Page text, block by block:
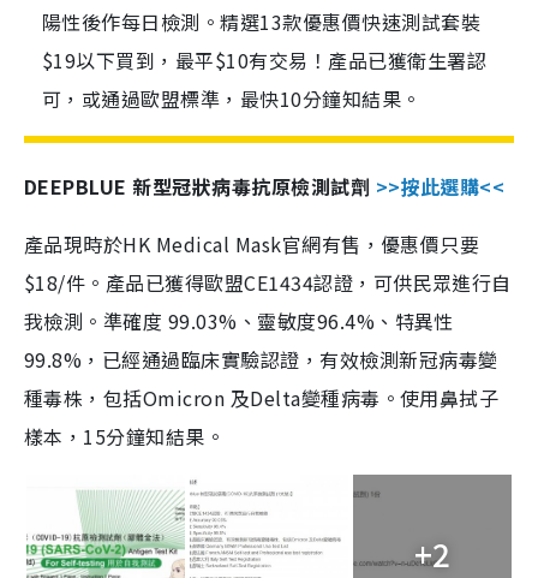
陽性後作每日檢測。精選13款優惠價快速測試套裝
$19以下買到，最平$10有交易！產品已獲衛生署認
可，或通過歐盟標準，最快10分鐘知結果。
DEEPBLUE 新型冠狀病毒抗原檢測試劑 >>按此選購<<
產品現時於HK Medical Mask官網有售，優惠價只要
$18/件。產品已獲得歐盟CE1434認證，可供民眾進行自
我檢測。準確度 99.03%、靈敏度96.4%、特異性
99.8%，已經通過臨床實驗認證，有效檢測新冠病毒變
種毒株，包括Omicron 及Delta變種病毒。使用鼻拭子
樣本，15分鐘知結果。
+2